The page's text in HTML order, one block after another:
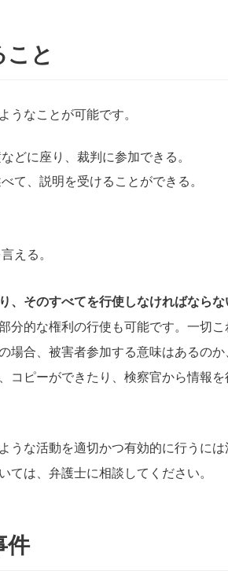
こと
うなことが可能です。
どに座り、裁判に参加できる。
て、説明を受けることができる。
える。
、そのすべてを行使しなければならな
分的な権利の行使も可能です。一切
場合、被害者参加する意味はあるのか
コピーができたり、検察官から情報を
な活動を適切かつ有効的に行うには
ては、弁護士に相談してください。
件